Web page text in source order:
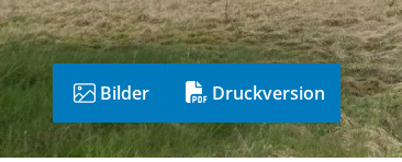
Bilder Druckversion